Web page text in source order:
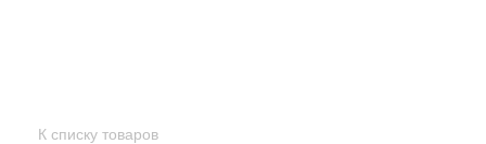
К списку товаров